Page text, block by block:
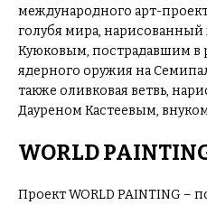
международного арт-
голубя мира,
Куюковым, пострадавшим в
ядерного оружия на
также оливковая ветвь,
Дауреном Кастеевым,
WORLD
Проект WORLD PAINTING –